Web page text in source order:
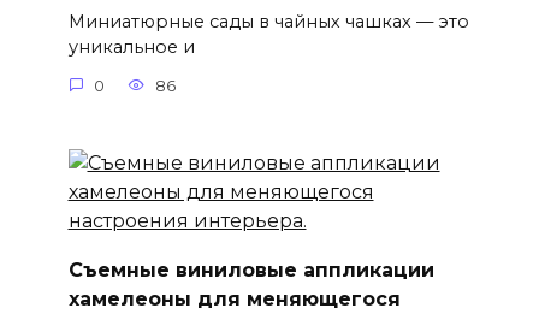
Миниатюрные сады в чайных чашках — это
уникальное и
0 86
Съемные виниловые аппликации
хамелеоны для меняющегося